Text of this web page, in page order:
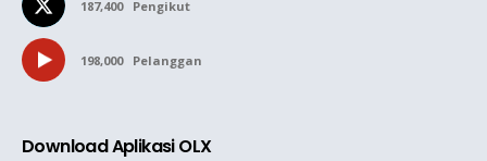
187,400 Pengikut
198,000 Pelanggan
Download Aplikasi OLX